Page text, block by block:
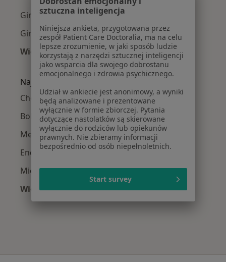
Ginekolodzy w Jarocinie
Ginekolodzy w Pleszewie
Więcej (13)
Więcej w kategorii: W pobliżu Kalisza
Najczęście leczone choroby
Choroby ginekologiczne w Kaliszu
Bolesne miesiączkowanie w Kaliszu
Menopauza w Kaliszu
Endometrioza w Kaliszu
Mięśniaki macicy w Kaliszu
Więcej (15)
Więcej w kategorii: Najczęście leczone
sztuczna inteligencja
Niniejsza ankieta, przygotowana przez
zespół Patient Care Doctoralia, ma na celu
lepsze zrozumienie, w jaki sposób ludzie
korzystają z narzędzi sztucznej inteligencji
jako wsparcia dla swojego dobrostanu
emocjonalnego i zdrowia psychicznego.
Udział w ankiecie jest anonimowy, a wyniki
będą analizowane i prezentowane
wyłącznie w formie zbiorczej. Pytania
dotyczące nastolatków są skierowane
wyłącznie do rodziców lub opiekunów
prawnych. Nie zbieramy informacji
bezpośrednio od osób niepełnoletnich.
Start survey